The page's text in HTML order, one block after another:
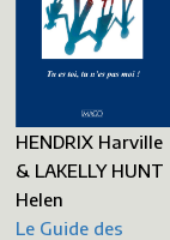
HENDRIX Harville
& LAKELLY HUNT
Helen
Le Guide des